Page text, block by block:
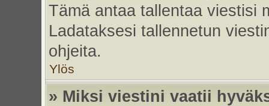
Tämä antaa tallentaa viestisi
Ladataksesi tallennetun
ohjeita.
Ylös
» Miksi viestini vaatii